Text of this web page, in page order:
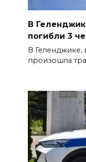
08 августа
В
высокого
Утром
08 августа
В
погибли 3
В Геленджике,
произошла